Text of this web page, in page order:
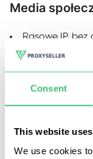
Consent
This website
We use cookies
Media
Rasowe IP,
Wielowątkowe